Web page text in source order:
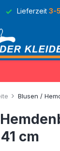
Lieferzeit 3-
Blusen /
cm